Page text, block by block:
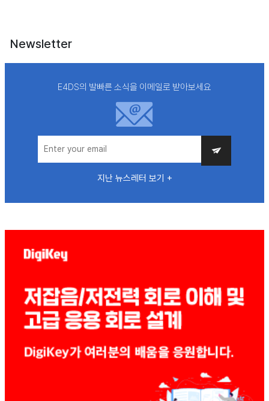
Newsletter
E4DS의 발빠른 소식을 이메일로 받아보세요
지난 뉴스레터 보기 +